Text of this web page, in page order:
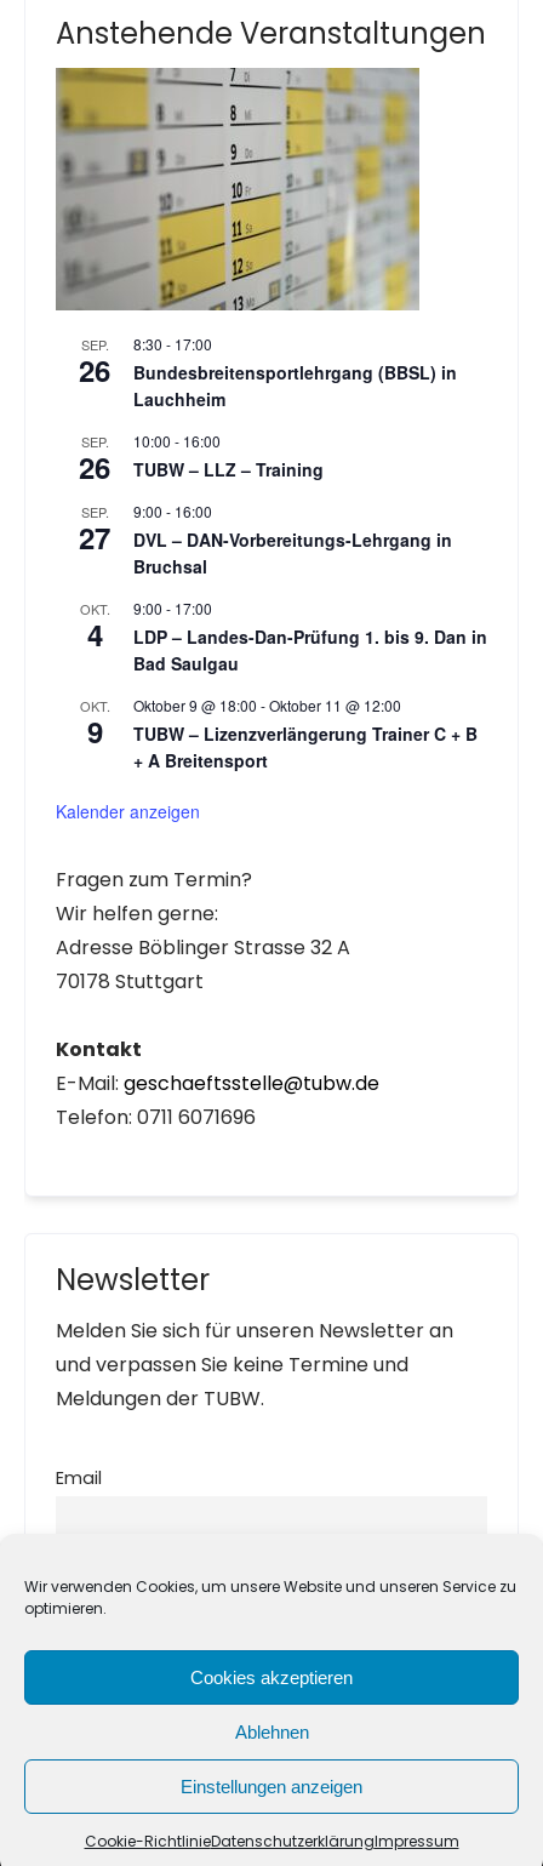
Wir verwenden Cookies, um unsere Website und unseren Service zu
optimieren.
Cookies akzeptieren
Ablehnen
Einstellungen anzeigen
Cookie-RichtlinieDatenschutzerklärungImpressum
Anstehende Veranstaltungen
SEP.
26
8:30 - 17:00
Bundesbreitensportlehrgang (BBSL) in
Lauchheim
SEP.
26
10:00 - 16:00
TUBW – LLZ – Training
SEP.
27
9:00 - 16:00
DVL – DAN-Vorbereitungs-Lehrgang in
Bruchsal
OKT.
4
9:00 - 17:00
LDP – Landes-Dan-Prüfung 1. bis 9. Dan in
Bad Saulgau
OKT.
9
Oktober 9 @ 18:00 -Oktober 11 @ 12:00
TUBW – Lizenzverlängerung Trainer C + B
+ A Breitensport
Kalender anzeigen
Fragen zum Termin?
Wir helfen gerne:
Adresse Böblinger Strasse 32 A
70178 Stuttgart
Kontakt
E-Mail: geschaeftsstelle@tubw.de
Telefon: 0711 6071696
Newsletter
Melden Sie sich für unseren Newsletter an
und verpassen Sie keine Termine und
Meldungen der TUBW.
Email
Datenschutzerklärung.
Taekwondo Union Baden-Württemberg |
Impressum|Datenschutzerklärung